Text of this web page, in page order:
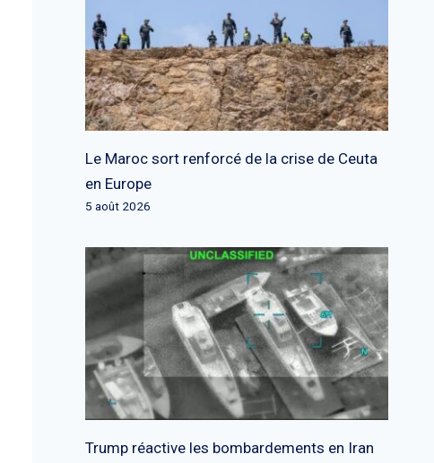
Le Maroc sort renforcé de la crise de Ceuta
en Europe
5 août 2026
Trump réactive les bombardements en Iran